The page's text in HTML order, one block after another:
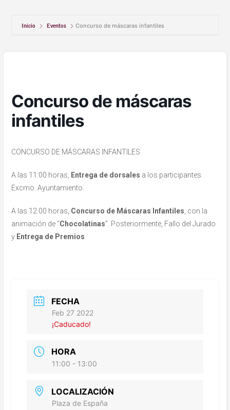
Inicio Eventos Concurso de máscaras infantiles
Concurso de máscaras
infantiles
CONCURSO DE MÁSCARAS INFANTILES
A las 11:00 horas, Entrega de dorsales a los participantes.
Excmo. Ayuntamiento.
A las 12:00 horas, Concurso de Máscaras Infantiles, con la
animación de “Chocolatinas”. Posteriormente, Fallo del Jurado
y Entrega de Premios
FECHA
Feb 27 2022
¡Caducado!
HORA
11:00 - 13:00
LOCALIZACIÓN
Plaza de España